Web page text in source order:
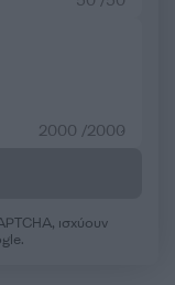
2000 /2000
ισχύουν